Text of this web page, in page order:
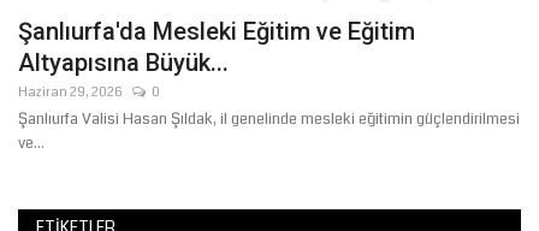
Şanlıurfa'da Mesleki Eğitim ve Eğitim
Altyapısına Büyük...
Haziran 29, 2026 0
Şanlıurfa Valisi Hasan Şıldak, il genelinde mesleki eğitimin güçlendirilmesi
ve...